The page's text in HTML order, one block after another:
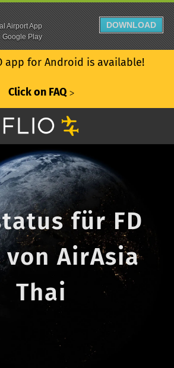
app for Android is available!
Click on FAQ ᐳ
für FD
von AirAsia
Thai
Airport App
Google Play
DOWNLOAD